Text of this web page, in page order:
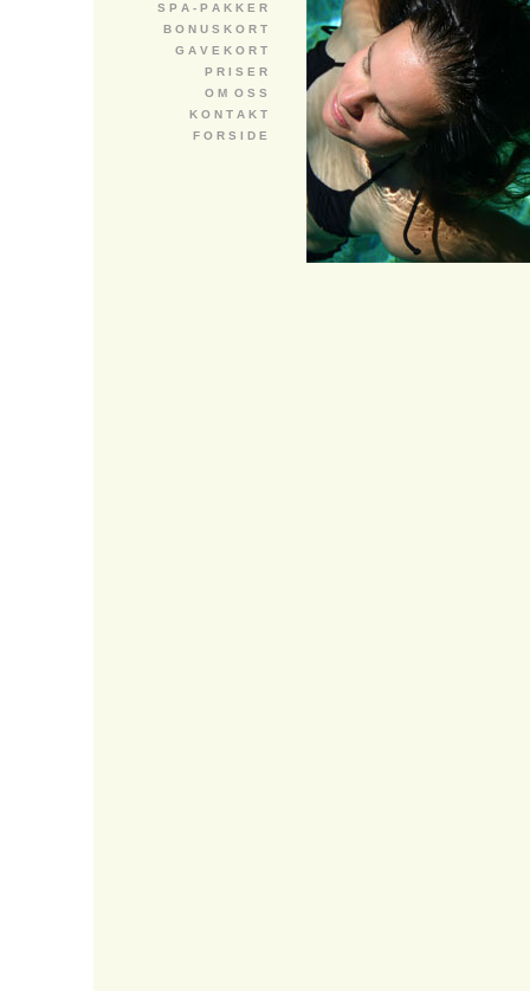
S P A - P A K K E R
B O N U S K O R T
G A V E K O R T
P R I S E R
O M O S S
K O N T A K T
F O R S I D E